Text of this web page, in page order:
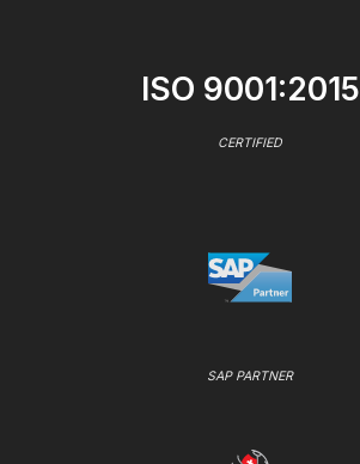
ISO 9001:2015
CERTIFIED
SAP PARTNER